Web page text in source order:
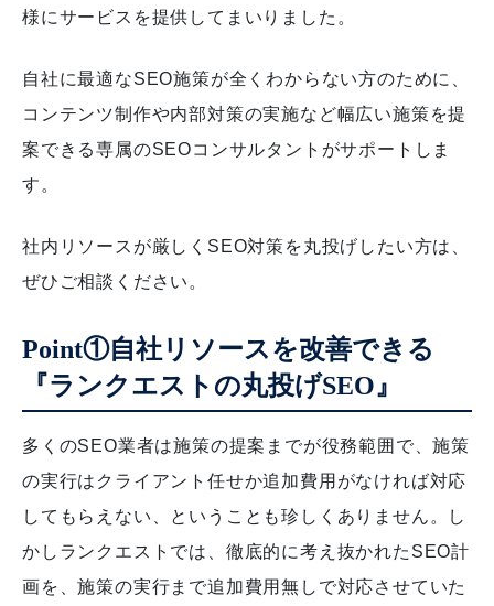
様にサービスを提供してまいりました。
自社に最適なSEO施策が全くわからない方のために、
コンテンツ制作や内部対策の実施など幅広い施策を提
案できる専属のSEOコンサルタントがサポートしま
す。
社内リソースが厳しくSEO対策を丸投げしたい方は、
ぜひご相談ください。
Point①自社リソースを改善できる
『ランクエストの丸投げSEO』
多くのSEO業者は施策の提案までが役務範囲で、施策
の実行はクライアント任せか追加費用がなければ対応
してもらえない、ということも珍しくありません。し
かしランクエストでは、徹底的に考え抜かれたSEO計
画を、施策の実行まで追加費用無しで対応させていた